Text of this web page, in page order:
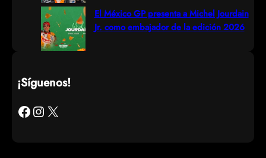
El México GP presenta a Michel Jourdain
Jr. como embajador de la edición 2026
¡Síguenos!
Facebook Instagram X